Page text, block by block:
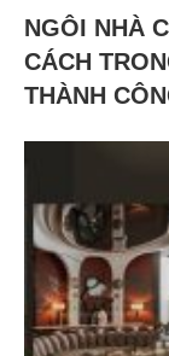
NGÔI NHÀ
CÁCH
THÀNH